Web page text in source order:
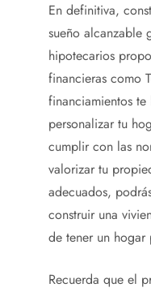
En definitiva,
sueño alcanzable
hipotecarios
financieras como
financiamientos
personalizar tu
cumplir con las
valorizar tu
adecuados,
construir una
de tener un hogar
Recuerda que el